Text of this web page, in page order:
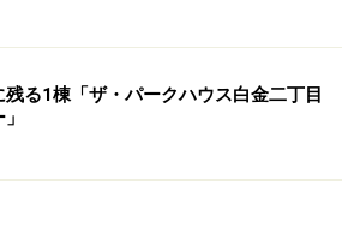
残る1棟「ザ・パークハウス白金二丁目